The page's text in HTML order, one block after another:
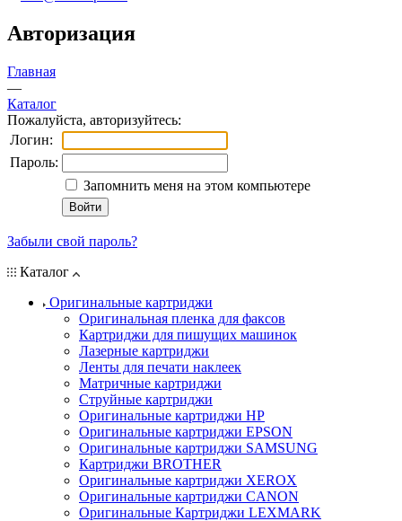
Авторизация
Главная
—
Каталог
Пожалуйста, авторизуйтесь:
Логин:
Пароль:
Запомнить меня на этом компьютере
Забыли свой пароль?
Каталог
Оригинальные картриджи
Оригинальная пленка для факсов
Картриджи для пишущих машинок
Лазерные картриджи
Ленты для печати наклеек
Матричные картриджи
Струйные картриджи
Оригинальные картриджи HP
Оригинальные картриджи EPSON
Оригинальные картриджи SAMSUNG
Картриджи BROTHER
Оригинальные картриджи XEROX
Оригинальные картриджи CANON
Оригинальные Картриджи LEXMARK